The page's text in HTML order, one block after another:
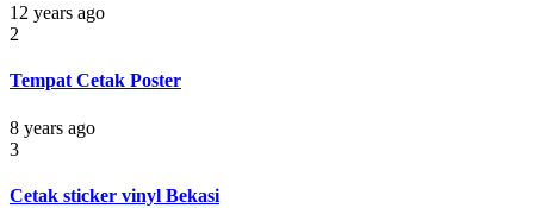
12 years ago
2
Tempat Cetak Poster
8 years ago
3
Cetak sticker vinyl Bekasi